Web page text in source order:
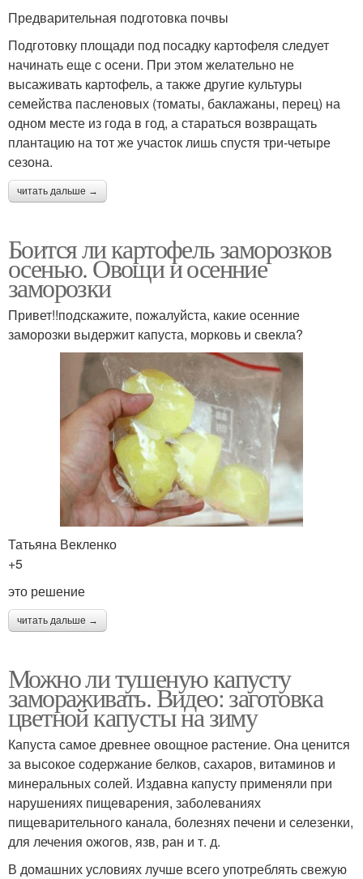
Предварительная подготовка почвы
Подготовку площади под посадку картофеля следует
начинать еще с осени. При этом желательно не
высаживать картофель, а также другие культуры
семейства пасленовых (томаты, баклажаны, перец) на
одном месте из года в год, а стараться возвращать
плантацию на тот же участок лишь спустя три-четыре
сезона.
читать дальше →
Боится ли картофель заморозков
осенью. Овощи и осенние
заморозки
Привет!!подскажите, пожалуйста, какие осенние
заморозки выдержит капуста, морковь и свекла?
Татьяна Векленко
+5
это решение
читать дальше →
Можно ли тушеную капусту
замораживать. Видео: заготовка
цветной капусты на зиму
Капуста самое древнее овощное растение. Она ценится
за высокое содержание белков, сахаров, витаминов и
минеральных солей. Издавна капусту применяли при
нарушениях пищеварения, заболеваниях
пищеварительного канала, болезнях печени и селезенки,
для лечения ожогов, язв, ран и т. д.
В домашних условиях лучше всего употреблять свежую